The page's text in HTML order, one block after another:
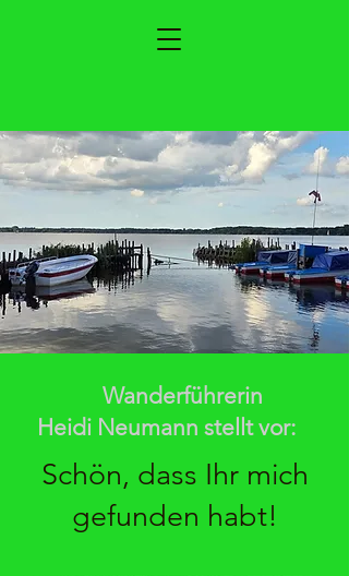
Wanderführerin
Heidi Neumann stellt vor:
Schön, dass Ihr mich
gefunden habt!